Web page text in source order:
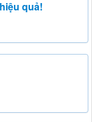
quả!